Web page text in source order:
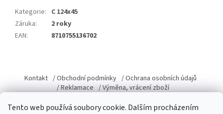
Tento web používá soubory cookie. Dalším procházením
Kategorie: C 124x45
Záruka:
2 roky
EAN: 8710755136702
a
Kontakt / Obchodní podmínky / Ochrana osobních údajů
/ Reklamace / Výměna, vrácení zboží